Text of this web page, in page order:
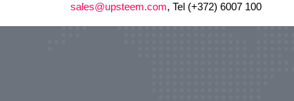
sales@upsteem.com, Tel (+372) 6007 100